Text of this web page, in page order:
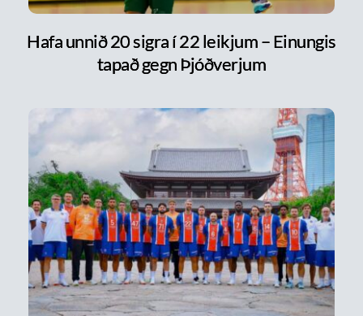
Hafa unnið 20 sigra í 22 leikjum – Einungis
tapað gegn Þjóðverjum